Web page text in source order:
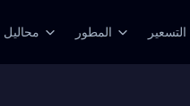
محاليل المطور التسعير